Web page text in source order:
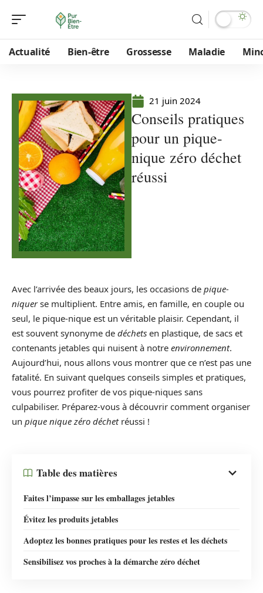
Actualité Bien-être Grossesse Maladie
21 juin 2024
Conseils pratiques
pour un pique-
nique zéro déchet
réussi
Avec l’arrivée des beaux jours, les occasions de pique-
niquerse multiplient. Entre amis, en famille, en couple ou
seul, le pique-nique est un véritable plaisir. Cependant, il
est souvent synonyme de déchets en plastique, de sacs et
contenants jetables qui nuisent à notre environnement.
Aujourd’hui, nous allons vous montrer que ce n’est pas une
fatalité. En suivant quelques conseils simples et pratiques,
vous pourrez profiter de vos pique-niques sans
culpabiliser. Préparez-vous à découvrir comment organiser
un pique nique zéro déchetréussi !
Table des matières
Faites l’impasse sur les emballages jetables
Évitez les produits jetables
Adoptez les bonnes pratiques pour les restes et les déchets
Sensibilisez vos proches à la démarche zéro déchet